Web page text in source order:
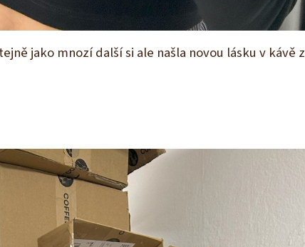
jako mnozí další si ale našla novou lásku v kávě z